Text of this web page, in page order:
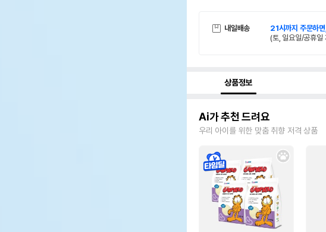
내일배송
21시까지 주문하
(토, 일요일/공휴일
상품정보
Ai가 추천 드려요
우리 아이를 위한 맞춤 취향 저격 상품